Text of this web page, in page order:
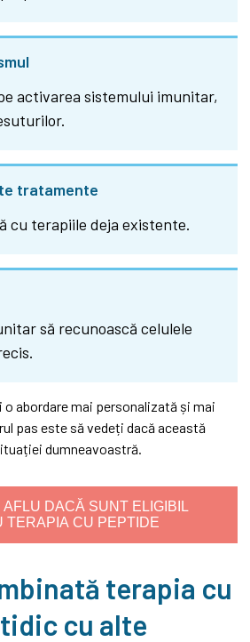
activarea sistemului imunitar,
tratamente
cu terapiile deja existente.
să recunoască celulele
abordare mai personalizată și mai
pas este să vedeți dacă această
dumneavoastră.
DACĂ SUNT ELIGIBIL
TERAPIA CU PEPTIDE
terapia cu
cu alte